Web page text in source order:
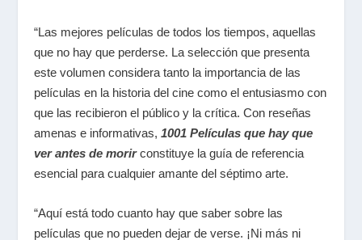
“Las mejores películas de todos los tiempos, aquellas
que no hay que perderse. La selección que presenta
este volumen considera tanto la importancia de las
películas en la historia del cine como el entusiasmo con
que las recibieron el público y la crítica. Con reseñas
amenas e informativas,1001 Películas que hay que
ver antes de morirconstituye la guía de referencia
esencial para cualquier amante del séptimo arte.
“Aquí está todo cuanto hay que saber sobre las
películas que no pueden dejar de verse. ¡Ni más ni